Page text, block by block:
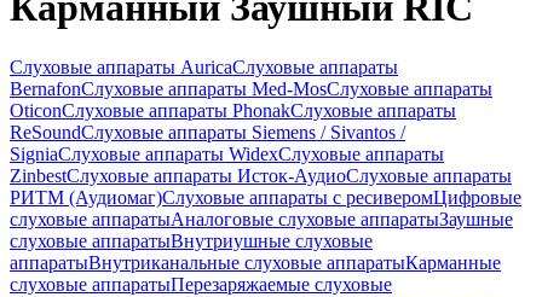
Слуховые аппараты AuricaСлуховые аппараты
BernafonСлуховые аппараты Med-MosСлуховые аппараты
OticonСлуховые аппараты PhonakСлуховые аппараты
ReSoundСлуховые аппараты Siemens / Sivantos /
SigniaСлуховые аппараты WidexСлуховые аппараты
ZinbestСлуховые аппараты Исток-АудиоСлуховые аппараты
РИТМ (Аудиомаг)Слуховые аппараты с ресиверомЦифровые
слуховые аппаратыАналоговые слуховые аппаратыЗаушные
слуховые аппаратыВнутриушные слуховые
аппаратыВнутриканальные слуховые аппаратыКарманные
слуховые аппаратыПерезаряжаемые слуховые